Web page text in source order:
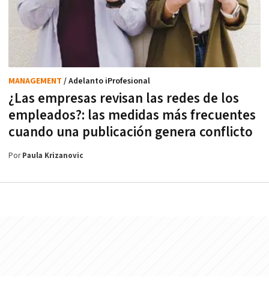
¿Las empresas revisan las redes de los
empleados?: las medidas más frecuentes
cuando una publicación genera conflicto
MANAGEMENT / Adelanto iProfesional
PorPaula Krizanovic